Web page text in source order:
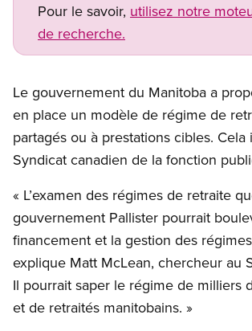
Pour le savoir, utilisez notre
de recherche.
Le gouvernement du Manitoba a
en place un modèle de régime de
partagés ou à prestations cibles.
Syndicat canadien de la fonction
« L’examen des régimes de retraite
gouvernement Pallister pourrait
financement et la gestion des
explique Matt McLean, chercheur au
Il pourrait saper le régime de milliers
et de retraités manitobains. »